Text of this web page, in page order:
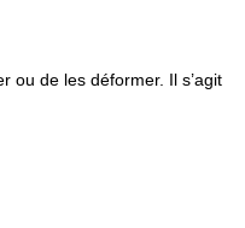
ou de les déformer. Il s’agit